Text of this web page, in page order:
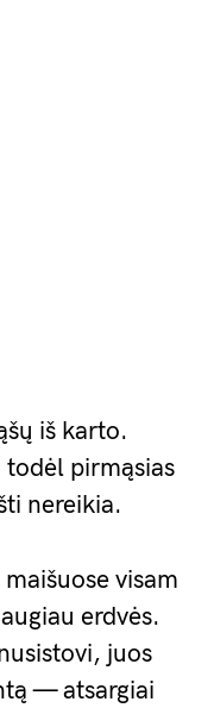
iš karto.
pirmąsias
nereikia.
visam
erdvės.
juos
— atsargiai